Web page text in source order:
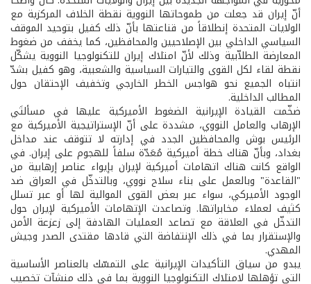
أنّ إيران قد جعلت من طموحاتها النووية نقطة الخلاف المركزية مع
الولايات المتحدة إنطلاقاً من قناعتها بأنّ ذلك كفيل بتوحيد الموقف
السياسي الداخلي بين الإصلاحيين والمحافظين، كما يخفف من ضغوط
المعارضة الطلاّبية وذلك لأنّ امتلاك إيران للتكنولوجيا النووية يشكّل
نقطة لقاء لكل القوى والتيارات السياسية والشعبية، وهو كفيل بشدّ
انتباه الجميع نحو هواجس الخطر الخارجي وتخفيف الإحتقان حول
المطالب الداخلية.
ضخّمت القيادة الإيرانية الضغوط الأميركية عليها في مسألتَي
الإرهاب والعامل النووي، مشددة على أنّ الإستراتيجية الأميركية مع
الرئيس بوش والمحافظين الجدد في إدارته لا تتوقف عند مداخل
بغداد، وبأنّ هناك خطة أميركية مُعَدّة سلفاً للهجوم على إيران. في
الواقع كانت هناك اتهامات أميركية لإيران بإيواء عناصر إرهابية من
"القاعدة" وبالعمل على بناء سلاح نووي، وبالتدخّل في العراق ضد
الوجود الأميركي، سواء عبر بعض القوى الموالية لها أو عبر تسلل
كثيف لعملاء مخابراتها. وتصاعدت الإتهامات الأميركية لإيران حول
التدخّل في العلاقة مع تصاعد العمليات الهادفة إلى زعزعة الأمن
والإستقرار بما في ذلك الإنتفاضة التي قادها مقتدى الصدر وجيش
المهدي.
يبدو من سياق التأكيدات الإيرانية على التمسّك بالعناصر الأساسية
التي تؤهلها لامتلاك التكنولوجيا النووية بما في ذلك منشآت تخصيب